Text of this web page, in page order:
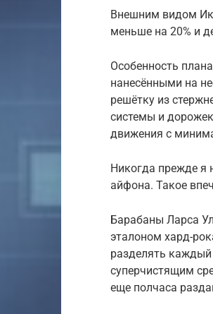
Внешним видом
меньше на 20% и
Особенность
нанесёнными на
решётку из
системы и
движения с
Никогда прежде я
айфона. Такое
Барабаны Ларса
эталоном хард-
разделять каждый
суперчистящим
еще полчаса